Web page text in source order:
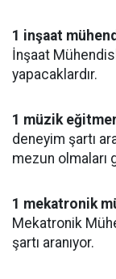
1 inşaat
İnşaat
yapacaklardır.
1 müzik
deneyim şartı
mezun olmaları
1 mekatronik
Mekatronik
şartı aranıyor.